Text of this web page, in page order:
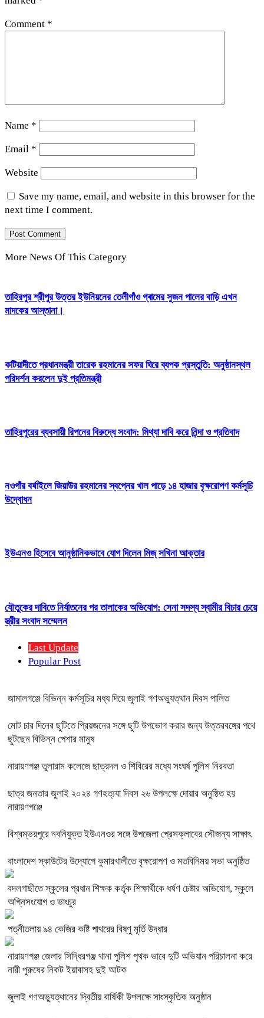
Comment *
Name *
Email *
Website
Save my name, email, and website in this browser for the
next time I comment.
More News Of This Category
তাহিরপুর শ্রীপুর উত্তর ইউনিয়নের তেলীগাঁও গ্ৰামের সুজন পালের বাড়ি এখন
মাদকের আস্তানা।
কটিয়াদীতে প্রধানমন্ত্রী তারেক রহমানের সফর ঘিরে ব্যপক প্রস্তুতি: অনুষ্ঠানস্থল
পরিদর্শন করলেন দুই প্রতিমন্ত্রী
তাহিরপুরের ব্যবসায়ী রিপনের বিরুদ্ধে সংবাদ: মিথ্যা দাবি করে নিন্দা ও প্রতিবাদ
নওগাঁর বর্ষাইলে জিয়াউর রহমানের স্বপ্নের খাল পাড়ে ১৪ হাজার বৃক্ষরোপণ কর্মসূচি
উদ্বোধন
ইউএনও হিসেবে আনুষ্ঠানিকভাবে যোগ দিলেন মিজ্ সখিনা আক্তার
যৌতুকের দাবিতে নির্যাতনের পর তালাকের অভিযোগ: সেনা সদস্য স্বামীর বিচার চেয়ে
স্ত্রীর সংবাদ সম্মেলন
Last Update
Popular Post
জামালগঞ্জে বিভিন্ন কর্মসূচির মধ্য দিয়ে জুলাই গণঅভ্যুত্থান দিবস পালিত
মোট চার দিনের ছুটিতে প্রিয়জনের সঙ্গে ছুটি উপভোগ করার জন্য উত্তরবঙ্গের পথে
ছুটছেন বিভিন্ন পেশার মানুষ
নারায়ণগঞ্জ তুলারাম কলেজে ছাত্রদল ও শিবিরের মধ্যে সংঘর্ষ পুলিশ নিরবতা
ছাত্র জনতার জুলাই ২০২৪ গণহত্য্যা দিবস ২৬ উপলক্ষে দোয়ার অনুষ্ঠিত হয়
নারায়ণগঞ্জে
বিশ্বম্ভরপুরে নবনিযুক্ত ইউএনওর সঙ্গে উপজেলা প্রেসক্লাবের সৌজন্য সাক্ষাৎ
বাংলাদেশ স্কাউটের উদ্যোগে কুমারখালীতে বৃক্ষরোপণ ও মতবিনিময় সভা অনুষ্ঠিত
বদলগাছীতে স্কুলের প্রধান শিক্ষক কর্তৃক শিক্ষার্থীকে ধর্ষণ চেষ্টার অভিযোগ, স্কুলে
অগ্নিসংযোগ ও ভাংচুর
পত্নীতলায় ৯৪ কেজির কষ্টি পাথরের বিষ্ণু মূর্তি উদ্ধার
নারায়ণগঞ্জ জেলার সিদ্ধিরগঞ্জ থানা পুলিশ পৃথক ভাবে দুটি অভিযান পরিচালনা করে
নারী পুরুষের নিকট ইয়াবাসহ দুই আটক
জুলাই গণঅভ্যুত্থানের দ্বিতীয় বার্ষিকী উপলক্ষে সাংস্কৃতিক অনুষ্ঠান